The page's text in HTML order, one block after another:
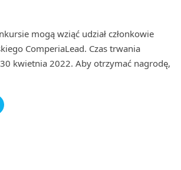
mogą wziąć udział członkowie
ComperiaLead. Czas trwania
kwietnia 2022. Aby otrzymać nagrodę,